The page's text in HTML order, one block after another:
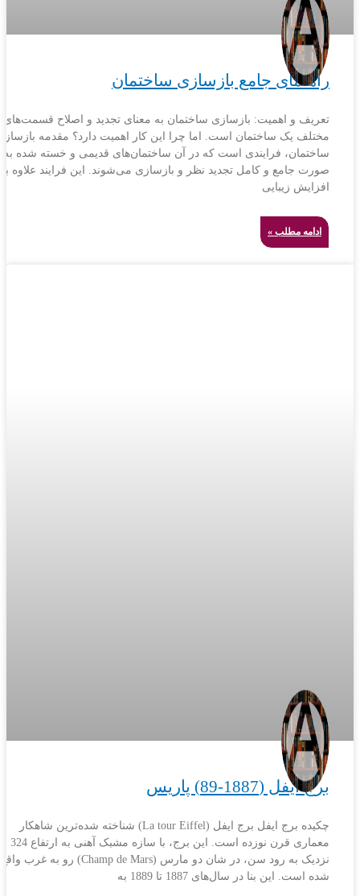
راهنمای جامع بازسازی ساختمان
تعریف و اهمیت: بازسازی ساختمان به معنای تجدید و اصلاح قسمت‌های
مختلف یک ساختمان است. اما چرا این کار اهمیت دارد؟ مقدمه
ساختمان، فرایندی است که در آن ساختمان‌های قدیمی و خسته شده به
صورت جامع و کامل تجدید نظر و بازسازی می‌شوند. این فرایند علاوه بر
افزایش زیبایی
ادامه مطلب »
برج ایفل (1887-89) پاریس
چکیده برج ایفل برج ایفل (La tour Eiffel) شناخته شده‌ترین شاهکار
نزدیک به رود سن، در شان دو مارس (Champ de Mars) رو به غرب واقع
شده است. این بنا در سال‌های 1887 تا 1889 به